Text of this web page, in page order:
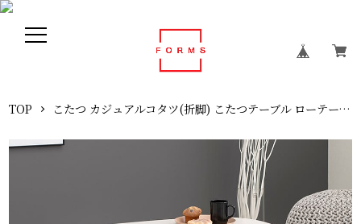
TOP こたつ カジュアルコタツ(折脚) こたつテーブル ローテーブル リビングテーブル スタイリッシュ 一人暮らし 幅90cm